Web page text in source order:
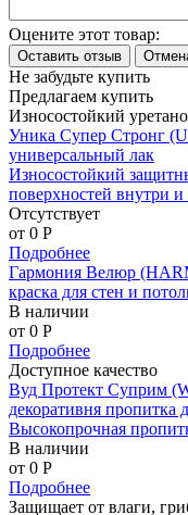
Оцените этот товар:
Не забудьте купить
Предлагаем купить
Износостойкий
Уника Супер Стронг
универсальный лак
Износостойкий
поверхностей внутри
Отсутствует
от 0 P
Подробнее
Гармония Велюр
краска для стен и
В наличии
от 0 P
Подробнее
Доступное качество
Вуд Протект Суприм
декоративня пропитка
Высокопрочная
В наличии
от 0 P
Подробнее
Защищает от влаги,